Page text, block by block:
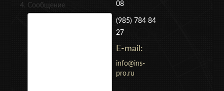
Сообщение
08
(985) 784 84
27
E-mail:
info@ins-
pro.ru